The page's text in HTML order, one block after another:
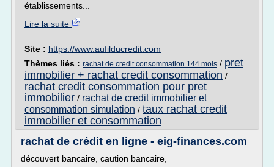
établissements...
Lire la suite
Site : https://www.aufilducredit.com
Thèmes liés : rachat de credit consommation 144 mois / pret
immobilier + rachat credit consommation /
rachat credit consommation pour pret
immobilier / rachat de credit immobilier et
consommation simulation / taux rachat credit
immobilier et consommation
rachat de crédit en ligne - eig-finances.com
découvert bancaire, caution bancaire,